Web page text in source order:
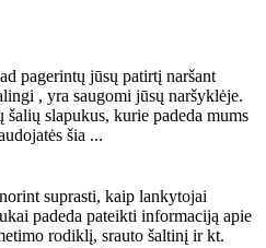
pagerintų jūsų patirtį naršant
, yra saugomi jūsų naršyklėje.
slapukus, kurie padeda mums
šia ...
suprasti, kaip lankytojai
padeda pateikti informaciją apie
rodiklį, srauto šaltinį ir kt.